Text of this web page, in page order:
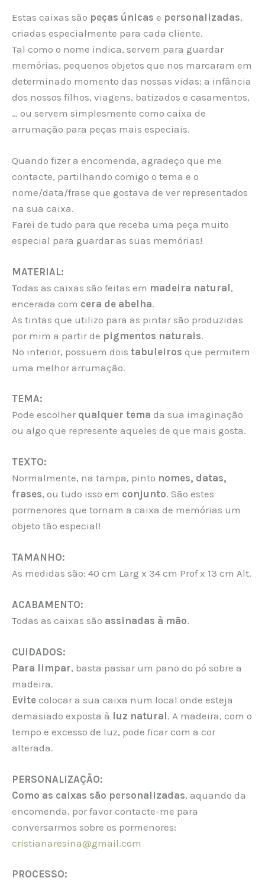
Estas caixas são peças únicas e personalizadas,
criadas especialmente para cada cliente.
Tal como o nome indica, servem para guardar
memórias, pequenos objetos que nos marcaram em
determinado momento das nossas vidas: a infância
dos nossos filhos, viagens, batizados e casamentos,
… ou servem simplesmente como caixa de
arrumação para peças mais especiais.
Quando fizer a encomenda, agradeço que me
contacte, partilhando comigo o tema e o
nome/data/frase que gostava de ver representados
na sua caixa.
Farei de tudo para que receba uma peça muito
especial para guardar as suas memórias!
MATERIAL:
Todas as caixas são feitas em madeira natural,
encerada com cera de abelha.
As tintas que utilizo para as pintar são produzidas
por mim a partir de pigmentos naturais.
No interior, possuem dois tabuleiros que permitem
uma melhor arrumação.
TEMA:
Pode escolher qualquer tema da sua imaginação
ou algo que represente aqueles de que mais gosta.
TEXTO:
Normalmente, na tampa, pinto nomes, datas,
frases, ou tudo isso em conjunto. São estes
pormenores que tornam a caixa de memórias um
objeto tão especial!
TAMANHO:
As medidas são: 40 cm Larg x 34 cm Prof x 13 cm Alt.
ACABAMENTO:
Todas as caixas são assinadas à mão.
CUIDADOS:
Para limpar, basta passar um pano do pó sobre a
madeira.
Evite colocar a sua caixa num local onde esteja
demasiado exposta à luz natural. A madeira, com o
tempo e excesso de luz, pode ficar com a cor
alterada.
PERSONALIZAÇÃO:
Como as caixas são personalizadas, aquando da
encomenda, por favor contacte-me para
conversarmos sobre os pormenores:
cristianaresina@gmail.com
PROCESSO: